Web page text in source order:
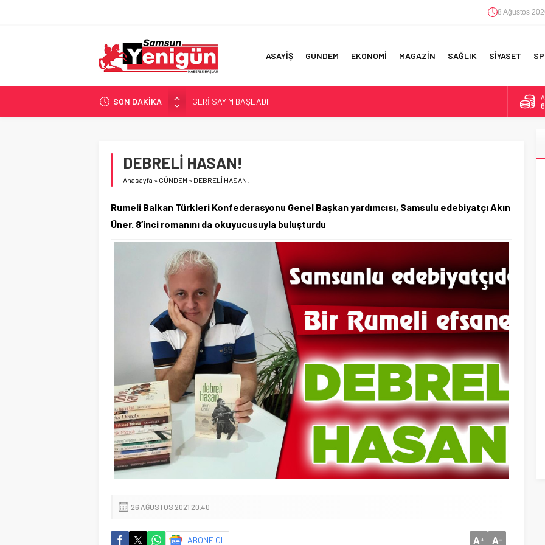
8 Ağustos
ASAYİŞ GÜNDEM EKONOMİ MAGAZİN SAĞLIK SİYASET
SON DAKİKA
GERİ SAYIM BAŞLADI
SAMSUNSPOR’DA HEDEF 5’İNCİLİK!
İŞTE FINDIK FİYATI!
YÖNETİCİ SEÇERKEN YAPILAN EN BÜYÜK HATALAR
DEBRELİ HASAN!
Anasayfa » GÜNDEM » DEBRELİ HASAN!
Rumeli Balkan Türkleri Konfederasyonu Genel Başkan yardımcısı, Samsulu edebiyatçı Akın
Üner. 8’inci romanını da okuyucusuyla buluşturdu
26 AĞUSTOS 2021 20:40
ABONE OL A+ A-